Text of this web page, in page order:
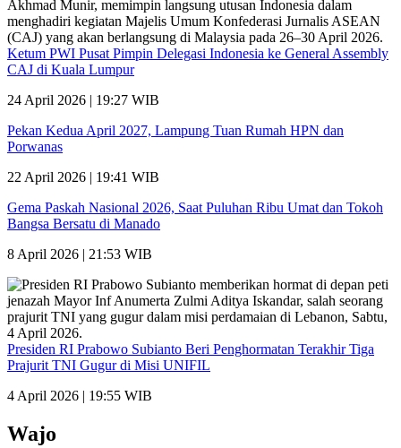
Ketum PWI Pusat Pimpin Delegasi Indonesia ke General Assembly
CAJ di Kuala Lumpur
24 April 2026 | 19:27 WIB
Pekan Kedua April 2027, Lampung Tuan Rumah HPN dan
Porwanas
22 April 2026 | 19:41 WIB
Gema Paskah Nasional 2026, Saat Puluhan Ribu Umat dan Tokoh
Bangsa Bersatu di Manado
8 April 2026 | 21:53 WIB
Presiden RI Prabowo Subianto Beri Penghormatan Terakhir Tiga
Prajurit TNI Gugur di Misi UNIFIL
4 April 2026 | 19:55 WIB
Wajo